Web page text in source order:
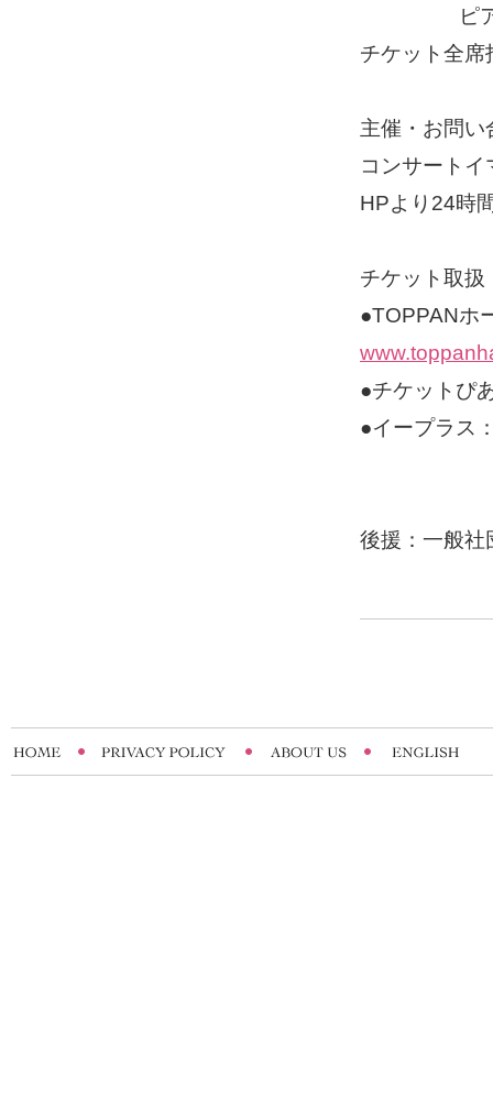
ピアノ・
チケット全
主催・お問い
コンサート
HPより24時
チケット取扱
●TOPPANホ
●チケットぴ
●イープラス
後援：一般